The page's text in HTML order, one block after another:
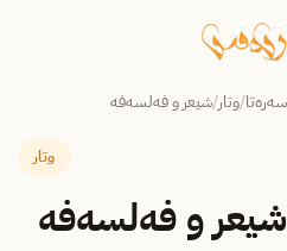
سەرەتا/وتار/شیعر و فەلسەفە
وتار
شیعر و فەلسەفە